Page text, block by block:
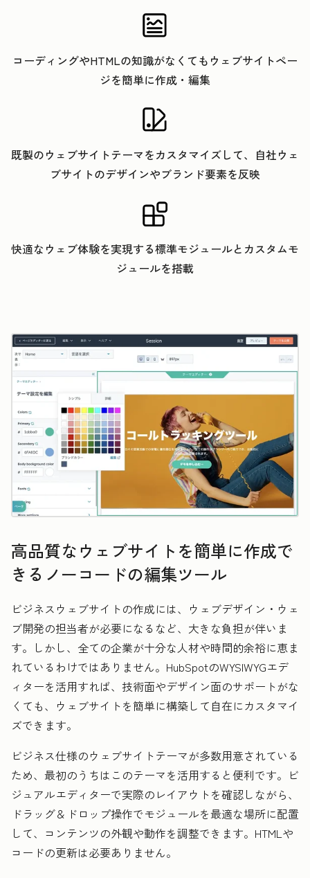
コーディングやHTMLの知識がなくてもウェブサイトペー
ジを簡単に作成・編集
既製のウェブサイトテーマをカスタマイズして、自社ウェ
ブサイトのデザインやブランド要素を反映
快適なウェブ体験を実現する標準モジュールとカスタムモ
ジュールを搭載
高品質なウェブサイトを簡単に作成で
きるノーコードの編集ツール
ビジネスウェブサイトの作成には、ウェブデザイン・ウェ
ブ開発の担当者が必要になるなど、大きな負担が伴いま
す。しかし、全ての企業が十分な人材や時間的余裕に恵ま
れているわけではありません。HubSpotのWYSIWYGエデ
ィターを活用すれば、技術面やデザイン面のサポートがな
くても、ウェブサイトを簡単に構築して自在にカスタマイ
ズできます。
ビジネス仕様のウェブサイトテーマが多数用意されている
ため、最初のうちはこのテーマを活用すると便利です。ビ
ジュアルエディターで実際のレイアウトを確認しながら、
ドラッグ＆ドロップ操作でモジュールを最適な場所に配置
して、コンテンツの外観や動作を調整できます。HTMLや
コードの更新は必要ありません。